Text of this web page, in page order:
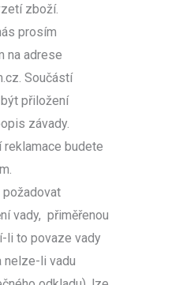
zboží.
prosím
na adrese
Součástí
přiložení
závady.
budete
požadovat
vady, přiměřenou
li to povaze vady
nelze-li vadu